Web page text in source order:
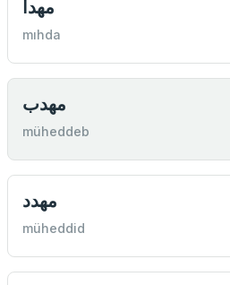
مهدا
mıhda
مهدب
müheddeb
مهدد
müheddid